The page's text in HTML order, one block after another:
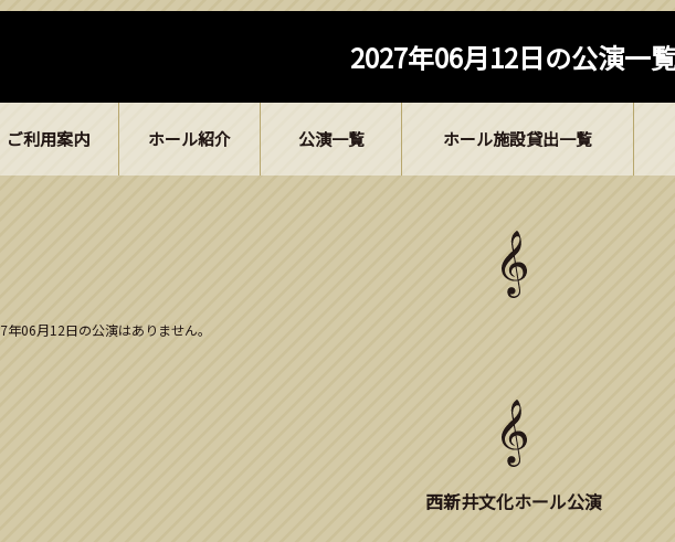
2027年06月12日の公演一
ご利用案内 ホール紹介 公演一覧 ホール施設貸出一覧
年06月12日の公演はありません。
西新井文化ホール公演